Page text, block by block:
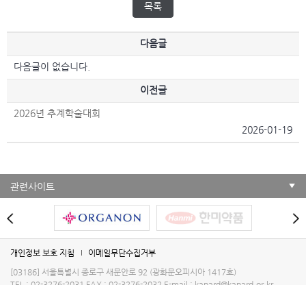
목록
다음글
다음글이 없습니다.
이전글
2026년 추계학술대회
2026-01-19
관련사이트
개인정보 보호 지침
이메일무단수집거부
[03186] 서울특별시 종로구 새문안로 92 (광화문오피시아 1417호)